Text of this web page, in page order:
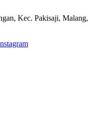
Kec. Pakisaji, Malang,